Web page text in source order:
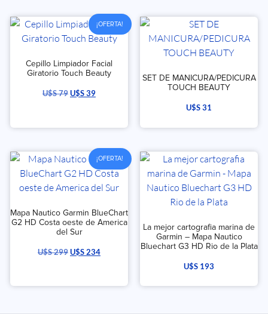
¡OFERTA!
Cepillo Limpiador Facial
Giratorio Touch Beauty
U$S79U$S39
SET DE MANICURA/PEDICURA
TOUCH BEAUTY
U$S31
¡OFERTA!
Mapa Nautico Garmin BlueChart
G2 HD Costa oeste de America
del Sur
U$S299U$S234
La mejor cartografia marina de
Garmin – Mapa Nautico
Bluechart G3 HD Rio de la Plata
U$S 193